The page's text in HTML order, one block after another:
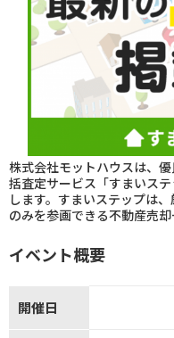
株式会社モットハウスは、
括査定サービス「すまいス
します。すまいステップは
のみを参画できる不動産売却
イベント概要
開催日